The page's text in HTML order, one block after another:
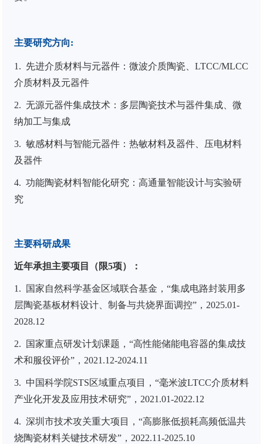
主要研究方向:
1. 先进介质材料与元器件：微波介质陶瓷、 LTCC/MLCC
介质材料及元器件
2. 无源元器件集成技术：多层陶瓷技术与器件集成、微
纳加工与集成
3. 敏感材料与智能元器件：热敏材料及器件、压电材料
及器件
4. 功能陶瓷材料智能化研究：高通量智能设计与实验研
究
主要科研成果
近年承担主要项目（限5项）：
1. 国家自然科学基金区域联合基金，“集成电路封装用多
层陶瓷基板材料设计、制备与共烧界面调控”， 2025.01-
2028.12
2. 国家重点研发计划课题，“高性能储能电容器的集成技
术和服役评价”， 2021.12-2024.11
3. 中国科学院STS区域重点项目，“毫米波LTCC介质材料
产业化开发及应用技术研究”， 2021.01-2022.12
4. 深圳市技术攻关重大项目，“高膨胀低损耗高频低温共
烧陶瓷材料关键技术研发”， 2022.11-2025.10